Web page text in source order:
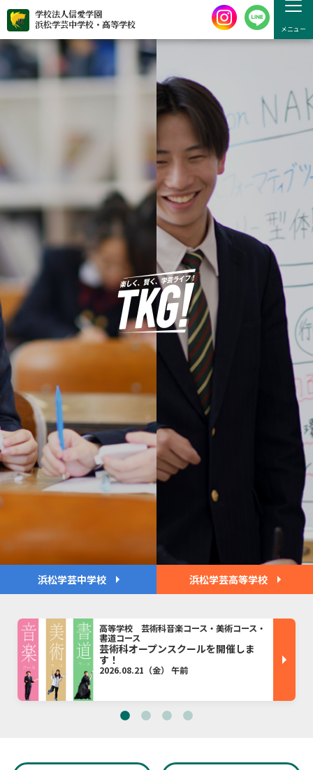
学校法人信愛学園
浜松学芸中学校・高等学校
メニュー
浜松学芸中学校 浜松学芸高等学校
School Event
イベント
高等学校 芸術科音楽コース・美術コース・
書道コース
芸術科オープンスクールを開催しま
す！
2026.08.21（金）午前